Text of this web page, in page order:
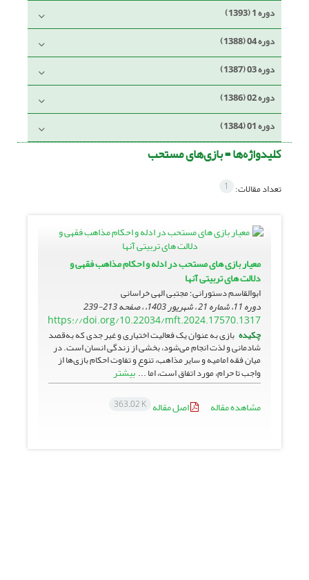
دوره 1 (1393)
دوره 04 (1388)
دوره 03 (1387)
دوره 02 (1386)
دوره 01 (1384)
کلیدواژه‌ها =بازی‌های مستحب
تعداد مقالات: 1
معیار بازی های مستحب در ادله و احکام مذاهب فقهی و
دلالت های تربیتی آنها
ابوالقاسم دستورانی؛ مجتبی الهی خراسانی
دوره 11، شماره 21 ، شهریور 1403، ، صفحه 213-239
https://doi.org/10.22034/mft.2024.17570.1317
چکیده بازی به عنوان یک فعالیت اختیاری و غیر جدی که به‌قصد
شادمانی و لذت انجام می‌شود، بخشی از زندگی انسان است. در
میان فقه امامیه و سایر مذاهب، تنوع و تفاوت احکام بازی‌ها از
واجب تا حرام، مورد اتفاق است، اما ... بیشتر
مشاهده مقاله
اصل مقاله 363.02 K